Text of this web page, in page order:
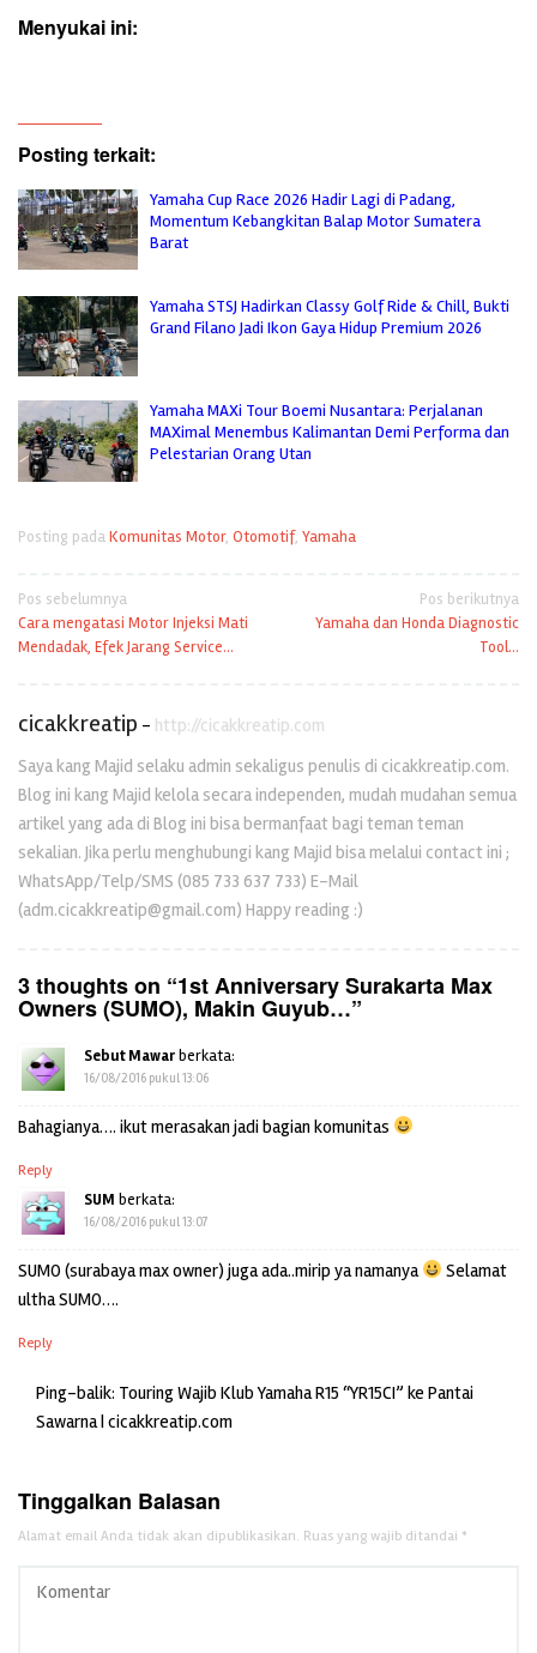
Menyukai ini:
Posting terkait:
Yamaha Cup Race 2026 Hadir Lagi di Padang,
Momentum Kebangkitan Balap Motor Sumatera
Barat
Yamaha STSJ Hadirkan Classy Golf Ride & Chill, Bukti
Grand Filano Jadi Ikon Gaya Hidup Premium 2026
Yamaha MAXi Tour Boemi Nusantara: Perjalanan
MAXimal Menembus Kalimantan Demi Performa dan
Pelestarian Orang Utan
Posting padaKomunitas Motor, Otomotif, Yamaha
Navigasi
pos
Pos sebelumnya
Cara mengatasi Motor Injeksi Mati
Mendadak, Efek Jarang Service…
Pos berikutnya
Yamaha dan Honda Diagnostic
Tool…
cicakkreatip - http://cicakkreatip.com
Saya kang Majid selaku admin sekaligus penulis di cicakkreatip.com.
Blog ini kang Majid kelola secara independen, mudah mudahan semua
artikel yang ada di Blog ini bisa bermanfaat bagi teman teman
sekalian. Jika perlu menghubungi kang Majid bisa melalui contact ini ;
WhatsApp/Telp/SMS (085 733 637 733) E-Mail
(adm.cicakkreatip@gmail.com) Happy reading :)
3 thoughts on “1st Anniversary Surakarta Max
Owners (SUMO), Makin Guyub…”
Sebut Mawarberkata:
16/08/2016 pukul 13:06
Bahagianya…. ikut merasakan jadi bagian komunitas
Reply
SUM berkata:
16/08/2016 pukul 13:07
SUMO (surabaya max owner) juga ada..mirip ya namanya
Selamat
ultha SUMO….
Reply
Ping-balik: Touring Wajib Klub Yamaha R15 “YR15CI” ke Pantai
Sawarna | cicakkreatip.com
Tinggalkan Balasan
Alamat email Anda tidak akan dipublikasikan. Ruas yang wajib ditandai *